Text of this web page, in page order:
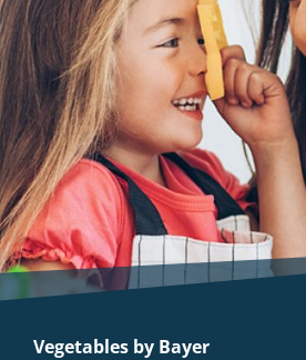
Vegetables by Bayer